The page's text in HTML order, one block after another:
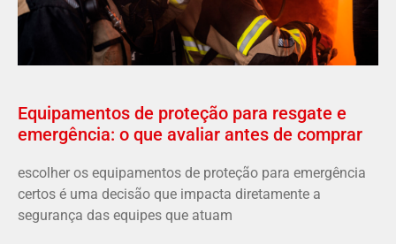
Equipamentos de proteção para resgate e
emergência: o que avaliar antes de comprar
escolher os equipamentos de proteção para emergência
certos é uma decisão que impacta diretamente a
segurança das equipes que atuam